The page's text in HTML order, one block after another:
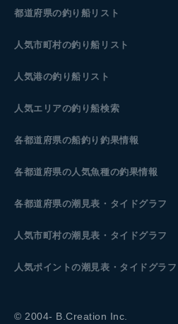
都道府県の釣り船リスト
人気市町村の釣り船リスト
人気港の釣り船リスト
人気エリアの釣り船検索
各都道府県の船釣り釣果情報
各都道府県の人気魚種の釣果情報
各都道府県の潮見表 ・タイドグラフ
人気市町村の潮見表・タイドグラフ
人気ポイントの潮見表・タイドグラフ
© 2004- B.Creation Inc.